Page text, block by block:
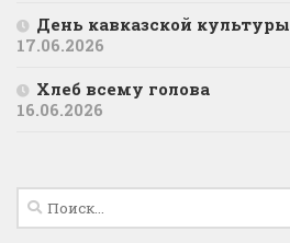
День кавказской культуры
17.06.2026
Хлеб всему голова
16.06.2026
Найти: